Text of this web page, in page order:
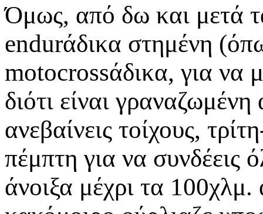
Όμως, από δω και μετά
endurάδικα στημένη
motocrossάδικα, για να
διότι είναι
ανεβαίνεις τοίχους,
πέμπτη για να συνδέεις
άνοιξα μέχρι τα